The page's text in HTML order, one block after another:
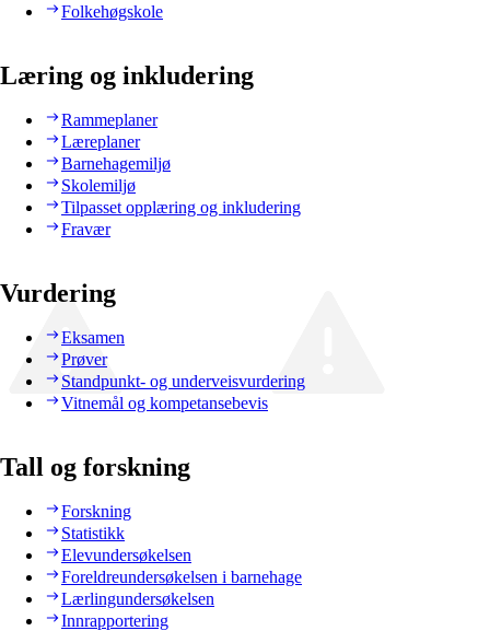
Folkehøgskole
Læring og inkludering
Rammeplaner
Læreplaner
Barnehagemiljø
Skolemiljø
Tilpasset opplæring og inkludering
Fravær
Vurdering
Eksamen
Prøver
Standpunkt- og underveisvurdering
Vitnemål og kompetansebevis
Tall og forskning
Forskning
Statistikk
Elevundersøkelsen
Foreldreundersøkelsen i barnehage
Lærlingundersøkelsen
Innrapportering